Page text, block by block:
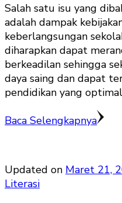
Salah satu isu yang
adalah dampak
keberlangsungan
diharapkan dapat
berkeadilan sehingga
daya saing dan dapat
pendidikan yang
Baca Selengkapnya
Updated on Maret 21,
Literasi